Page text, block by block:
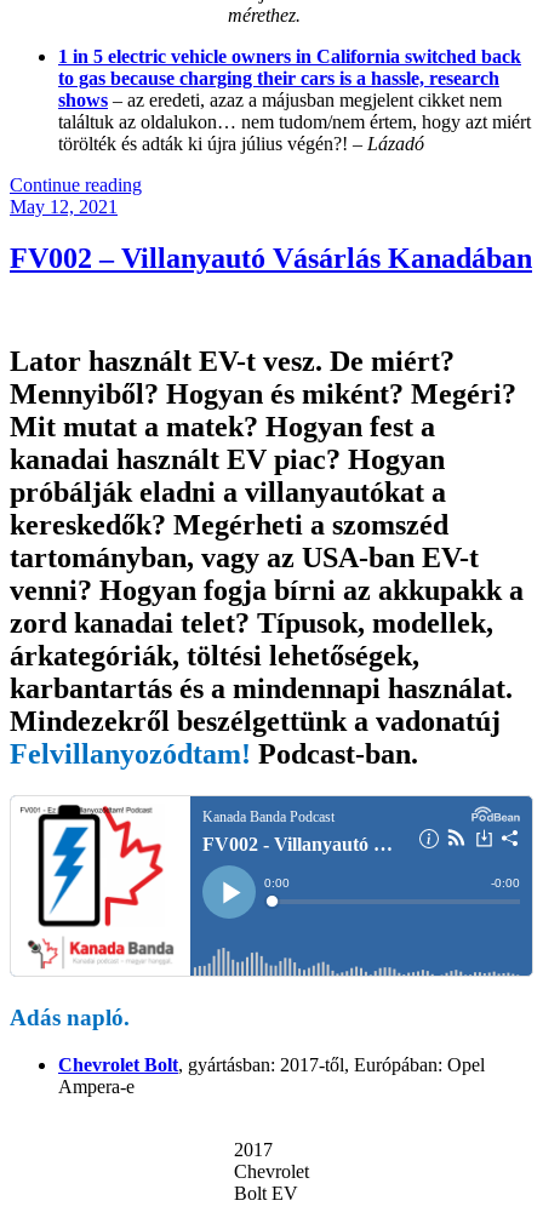
mérethez.
1 in 5 electric vehicle owners in California switched back
to gas because charging their cars is a hassle, research
shows – az eredeti, azaz a májusban megjelent cikket nem
találtuk az oldalukon… nem tudom/nem értem, hogy azt miért
törölték és adták ki újra július végén?! – Lázadó
Continue reading“FV003
Elektromos
Járművek
Drága-
e
Az
Új
Villanyautó
Magyarországon?
/
Amerikai
Biodízel
vs.
Pickup
Trucks
/
A
“Nem
fizeti
meg
senki!”-
hálózatfejlesztés”
Posted
May 12, 2021
FV002 – Villanyautó Vásárlás Kanadában
Lator használt EV-t vesz. De miért?
Mennyiből? Hogyan és miként? Megéri?
Mit mutat a matek? Hogyan fest a
kanadai használt EV piac? Hogyan
próbálják eladni a villanyautókat a
kereskedők? Megérheti a szomszéd
tartományban, vagy az USA-ban EV-t
venni? Hogyan fogja bírni az akkupakk a
zord kanadai telet? Típusok, modellek,
árkategóriák, töltési lehetőségek,
karbantartás és a mindennapi használat.
Mindezekről beszélgettünk a vadonatúj
Felvillanyozódtam! Podcast-ban.
Adás napló.
Chevrolet Bolt, gyártásban: 2017-től, Európában: Opel
Ampera-e
2017
Chevrolet
Bolt EV